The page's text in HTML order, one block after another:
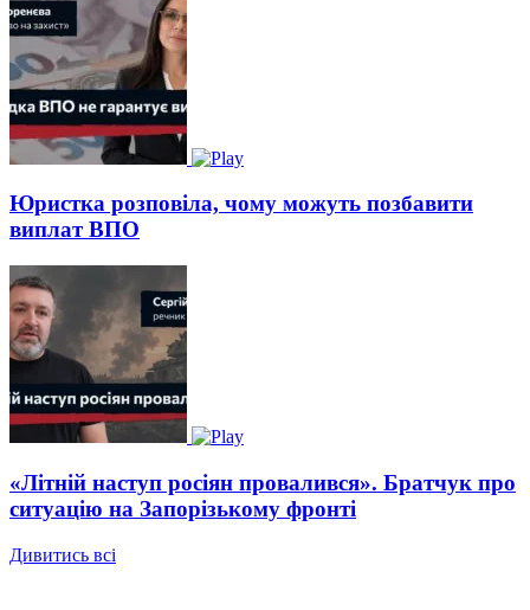
Юристка розповіла, чому можуть позбавити
виплат ВПО
«Літній наступ росіян провалився». Братчук про
ситуацію на Запорізькому фронті
Дивитись всі